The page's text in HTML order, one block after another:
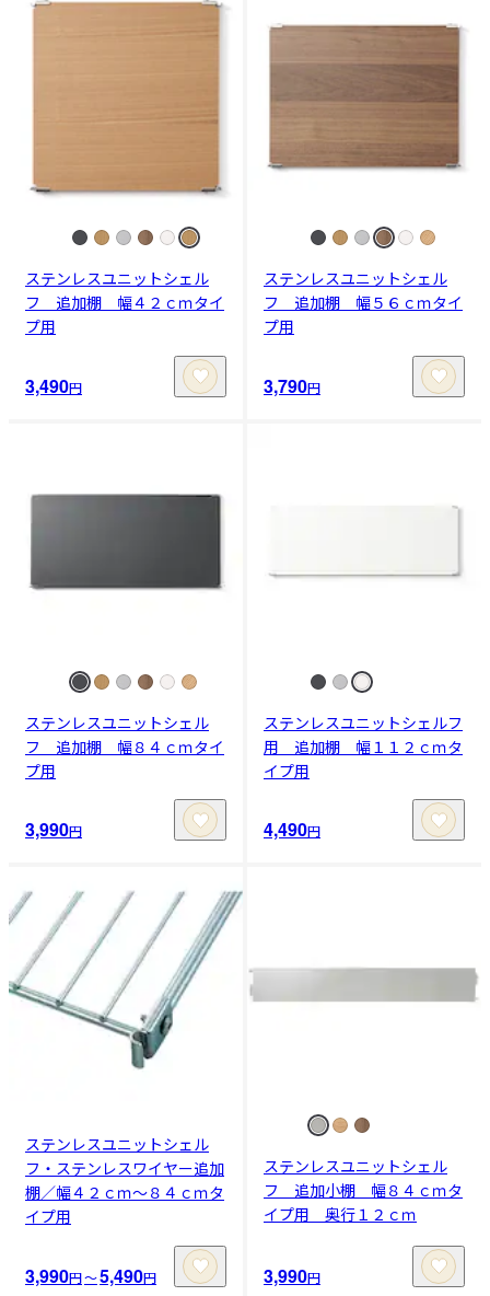
ステンレスユニットシェル
フ 追加棚 幅４２ｃｍタイ
プ用
3,490円
ステンレスユニットシェル
フ 追加棚 幅５６ｃｍタイ
プ用
3,790円
ステンレスユニットシェル
フ 追加棚 幅８４ｃｍタイ
プ用
3,990円
ステンレスユニットシェルフ
用 追加棚 幅１１２ｃｍタ
イプ用
4,490円
ステンレスユニットシェル
フ・ステンレスワイヤー追加
棚／幅４２ｃｍ～８４ｃｍタ
イプ用
3,990円〜5,490円
ステンレスユニットシェル
フ 追加小棚 幅８４ｃｍタ
イプ用 奥行１２ｃｍ
3,990円